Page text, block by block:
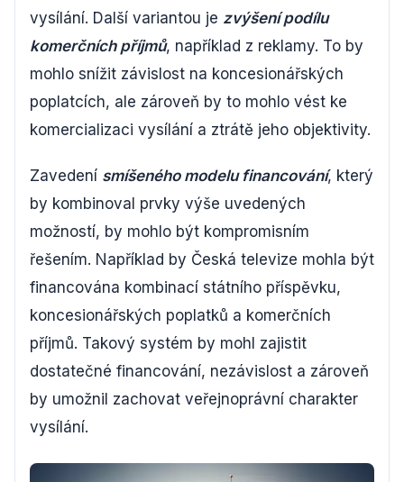
vysílání. Další variantou je zvýšení podílu
komerčních příjmů, například z reklamy. To by
mohlo snížit závislost na koncesionářských
poplatcích, ale zároveň by to mohlo vést ke
komercializaci vysílání a ztrátě jeho objektivity.
Zavedení smíšeného modelu financování, který
by kombinoval prvky výše uvedených
možností, by mohlo být kompromisním
řešením. Například by Česká televize mohla být
financována kombinací státního příspěvku,
koncesionářských poplatků a komerčních
příjmů. Takový systém by mohl zajistit
dostatečné financování, nezávislost a zároveň
by umožnil zachovat veřejnoprávní charakter
vysílání.